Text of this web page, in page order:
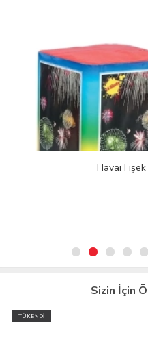
Havai
Sizin İçin
TÜKENDİ